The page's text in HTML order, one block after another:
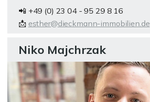
📲 +49 (0) 23 04 - 95 29 8 16
📩 esther@dieckmann-immobilien.de
Niko Majchrzak